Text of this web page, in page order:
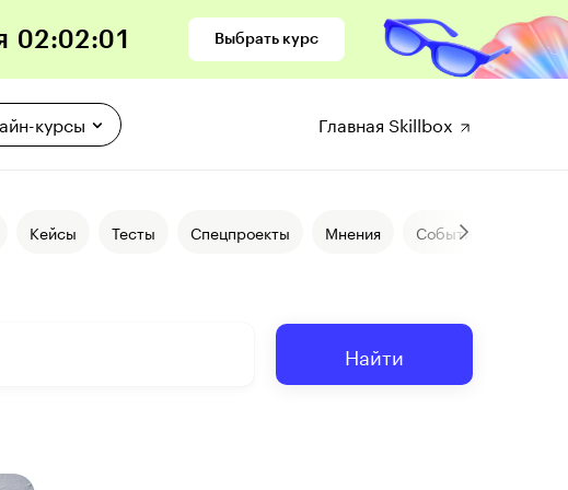
02:02:00 Выбрать курс
курсы Главная Skillbox
Кейсы Тесты Спецпроекты Мнения События
Найти